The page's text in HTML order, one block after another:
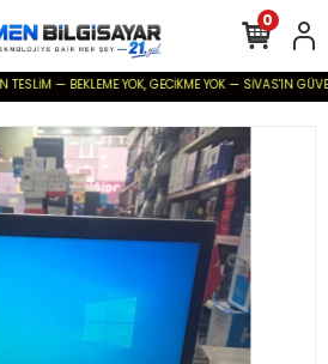
— BEKLEME YOK, GECİKME YOK — SİVAS'IN
0